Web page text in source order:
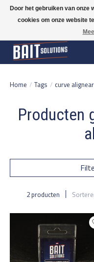
Gratis verzending vanaf 50 euro
verzonden | België vanaf 70 euro
Home / Tags / curve alignear
Producten
2 producten
Door het gebruiken van onze
cookies om onze website